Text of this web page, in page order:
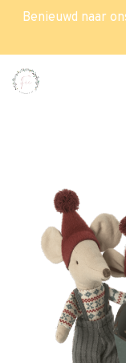
Benieuwd naar